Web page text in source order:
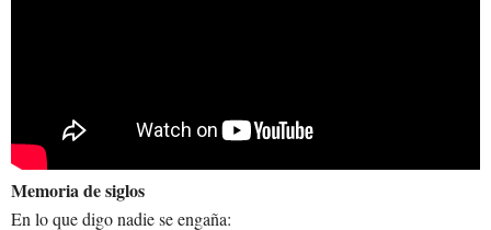
Memoria de siglos
En lo que digo nadie se engaña: